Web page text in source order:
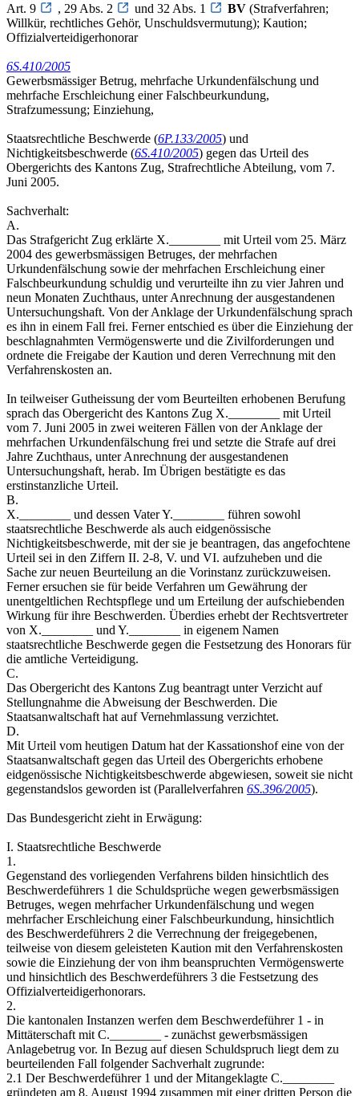
Art. 9
, 29 Abs. 2 und 32 Abs. 1 BV (Strafverfahren;
Willkür, rechtliches Gehör, Unschuldsvermutung); Kaution;
Offizialverteidigerhonorar
6S.410/2005
Gewerbsmässiger Betrug, mehrfache Urkundenfälschung und
mehrfache Erschleichung einer Falschbeurkundung,
Strafzumessung; Einziehung,
Staatsrechtliche Beschwerde (6P.133/2005) und
Nichtigkeitsbeschwerde (6S.410/2005) gegen das Urteil des
Obergerichts des Kantons Zug, Strafrechtliche Abteilung, vom 7.
Juni 2005.
Sachverhalt:
A.
Das Strafgericht Zug erklärte X.________ mit Urteil vom 25. März
2004 des gewerbsmässigen Betruges, der mehrfachen
Urkundenfälschung sowie der mehrfachen Erschleichung einer
Falschbeurkundung schuldig und verurteilte ihn zu vier Jahren und
neun Monaten Zuchthaus, unter Anrechnung der ausgestandenen
Untersuchungshaft. Von der Anklage der Urkundenfälschung sprach
es ihn in einem Fall frei. Ferner entschied es über die Einziehung der
beschlagnahmten Vermögenswerte und die Zivilforderungen und
ordnete die Freigabe der Kaution und deren Verrechnung mit den
Verfahrenskosten an.
In teilweiser Gutheissung der vom Beurteilten erhobenen Berufung
sprach das Obergericht des Kantons Zug X.________ mit Urteil
vom 7. Juni 2005 in zwei weiteren Fällen von der Anklage der
mehrfachen Urkundenfälschung frei und setzte die Strafe auf drei
Jahre Zuchthaus, unter Anrechnung der ausgestandenen
Untersuchungshaft, herab. Im Übrigen bestätigte es das
erstinstanzliche Urteil.
B.
X.________ und dessen Vater Y.________ führen sowohl
staatsrechtliche Beschwerde als auch eidgenössische
Nichtigkeitsbeschwerde, mit der sie je beantragen, das angefochtene
Urteil sei in den Ziffern II. 2-8, V. und VI. aufzuheben und die
Sache zur neuen Beurteilung an die Vorinstanz zurückzuweisen.
Ferner ersuchen sie für beide Verfahren um Gewährung der
unentgeltlichen Rechtspflege und um Erteilung der aufschiebenden
Wirkung für ihre Beschwerden. Überdies erhebt der Rechtsvertreter
von X.________ und Y.________ in eigenem Namen
staatsrechtliche Beschwerde gegen die Festsetzung des Honorars für
die amtliche Verteidigung.
C.
Das Obergericht des Kantons Zug beantragt unter Verzicht auf
Stellungnahme die Abweisung der Beschwerden. Die
Staatsanwaltschaft hat auf Vernehmlassung verzichtet.
D.
Mit Urteil vom heutigen Datum hat der Kassationshof eine von der
Staatsanwaltschaft gegen das Urteil des Obergerichts erhobene
eidgenössische Nichtigkeitsbeschwerde abgewiesen, soweit sie nicht
gegenstandslos geworden ist (Parallelverfahren 6S.396/2005).
Das Bundesgericht zieht in Erwägung:
I. Staatsrechtliche Beschwerde
1.
Gegenstand des vorliegenden Verfahrens bilden hinsichtlich des
Beschwerdeführers 1 die Schuldsprüche wegen gewerbsmässigen
Betruges, wegen mehrfacher Urkundenfälschung und wegen
mehrfacher Erschleichung einer Falschbeurkundung, hinsichtlich
des Beschwerdeführers 2 die Verrechnung der freigegebenen,
teilweise von diesem geleisteten Kaution mit den Verfahrenskosten
sowie die Einziehung der von ihm beanspruchten Vermögenswerte
und hinsichtlich des Beschwerdeführers 3 die Festsetzung des
Offizialverteidigerhonorars.
2.
Die kantonalen Instanzen werfen dem Beschwerdeführer 1 - in
Mittäterschaft mit C.________ - zunächst gewerbsmässigen
Anlagebetrug vor. In Bezug auf diesen Schuldspruch liegt dem zu
beurteilenden Fall folgender Sachverhalt zugrunde:
2.1 Der Beschwerdeführer 1 und der Mitangeklagte C.________
gründeten am 8. August 1994 zusammen mit einer dritten Person die